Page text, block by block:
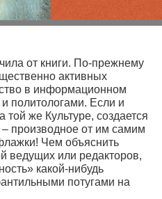
от книги. По-прежнему
активных
в информационном
политологами. Если и
же Культуре, создается
производное от им самим
Чем объяснить
ведущих или редакторов,
какой-нибудь
потугами на